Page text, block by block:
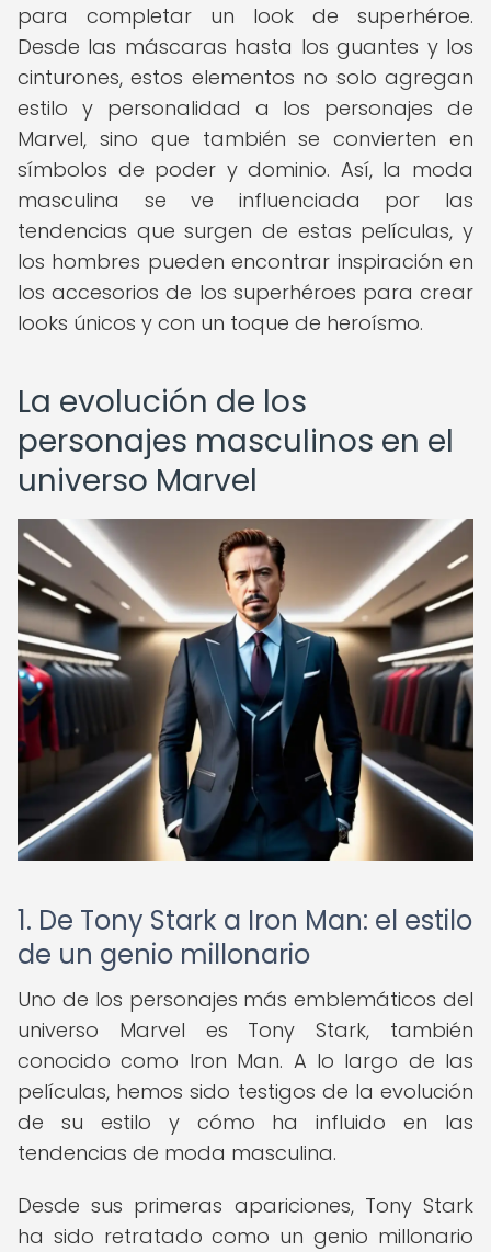
para completar un look de superhéroe.
Desde las máscaras hasta los guantes y los
cinturones, estos elementos no solo agregan
estilo y personalidad a los personajes de
Marvel, sino que también se convierten en
símbolos de poder y dominio. Así, la moda
masculina se ve influenciada por las
tendencias que surgen de estas películas, y
los hombres pueden encontrar inspiración en
los accesorios de los superhéroes para crear
looks únicos y con un toque de heroísmo.
La evolución de los
personajes masculinos en el
universo Marvel
1. De Tony Stark a Iron Man: el estilo
de un genio millonario
Uno de los personajes más emblemáticos del
universo Marvel es Tony Stark, también
conocido como Iron Man. A lo largo de las
películas, hemos sido testigos de la evolución
de su estilo y cómo ha influido en las
tendencias de moda masculina.
Desde sus primeras apariciones, Tony Stark
ha sido retratado como un genio millonario